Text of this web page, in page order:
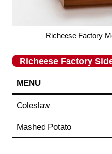
Richeese Factory
Richeese Factory
MENU
Coleslaw
Mashed Potato